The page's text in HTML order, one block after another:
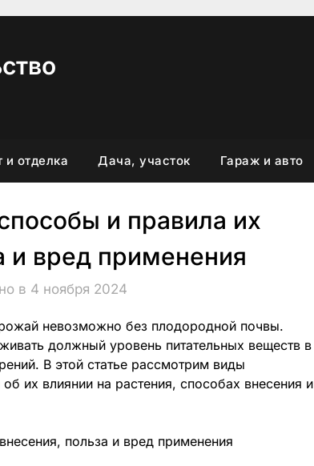
и отделка Дача, участок Гараж и авто
и правила их
и вред применения
в 4 ноября 2024
невозможно без плодородной почвы.
должный уровень питательных веществ в
В этой статье рассмотрим виды
их влиянии на растения, способах внесения и